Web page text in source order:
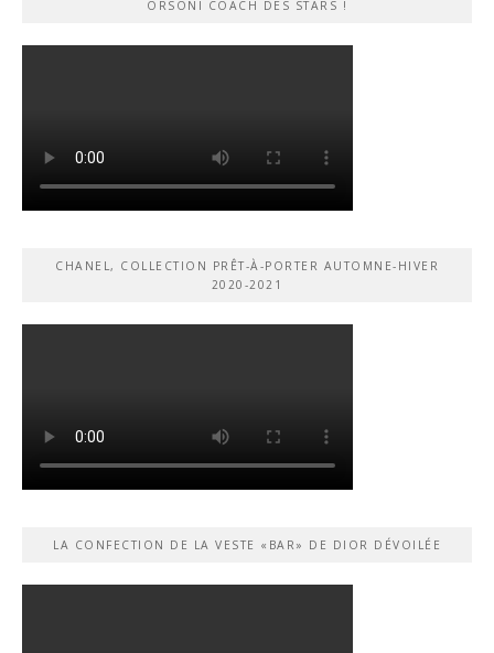
ORSONI COACH DES STARS !
CHANEL, COLLECTION PRÊT-À-PORTER AUTOMNE-HIVER
2020-2021
LA CONFECTION DE LA VESTE «BAR» DE DIOR DÉVOILÉE